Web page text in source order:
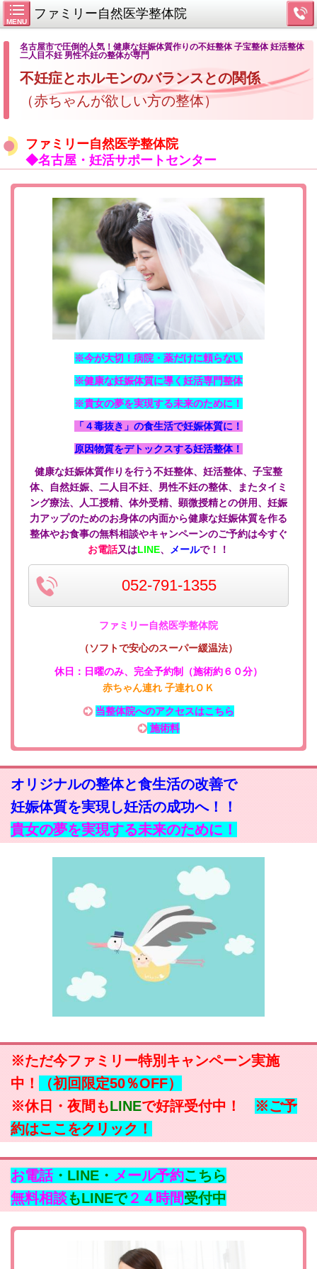
MENU
ファミリー自然医学整体院
名古屋市で圧倒的人気！健康な妊娠体質作りの不妊整体 子宝整体 妊活整体
二人目不妊 男性不妊の整体が専門
不妊症とホルモンのバランスとの関係
（赤ちゃんが欲しい方の整体）
ファミリー自然医学整体院
◆名古屋・妊活サポートセンター
※今が大切！病院・薬だけに頼らない
※健康な妊娠体質に導く妊活専門整体
※貴女の夢を実現する未来のために！
「４毒抜き」の食生活で妊娠体質に！
原因物質をデトックスする妊活整体！
健康な妊娠体質作りを行う不妊整体、妊活整体、子宝整
体、自然妊娠、二人目不妊、男性不妊の整体、またタイミ
ング療法、人工授精、体外受精、顕微授精との併用、妊娠
力アップのためのお身体の内面から健康な妊娠体質を作る
整体やお食事の無料相談やキャンペーンのご予約は今すぐ
お電話又はLINE、 メールで！！
052-791-1355
ファミリー自然医学整体院
（ソフトで安心のスーパー緩温法）
休日：日曜のみ、 完全予約制（施術約６０分）
赤ちゃん連れ 子連れＯＫ
当整体院へのアクセスはこちら
施術料
オリジナルの整体と食生活の改善で
妊娠体質を実現し妊活の成功へ！！
貴女の夢を実現する未来のために！
※ただ今ファミリー特別キャンペーン実施
中！
（初回限定50％OFF）
※休日・夜間もLINEで好評受付中！ ※ご予
約はここをクリック！
お電話 ・LINE・ メール予約こちら
無料相談もLINEで ２４時間受付中